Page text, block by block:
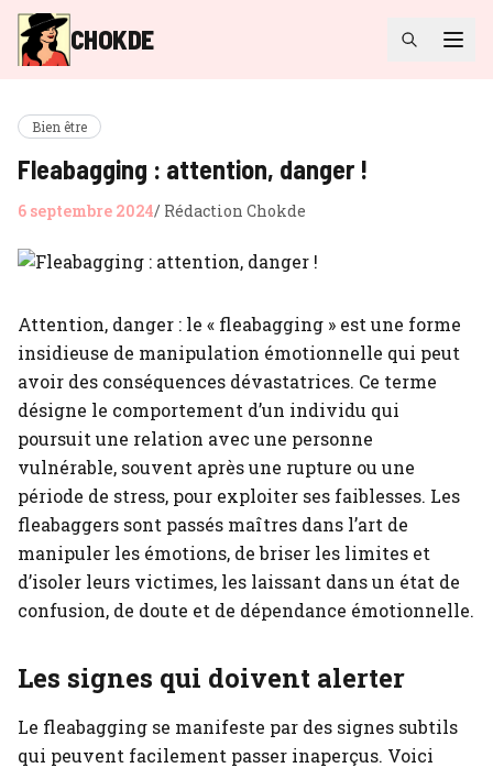
CHOKDE
Bien être
Fleabagging : attention, danger !
6 septembre 2024/ Rédaction Chokde
Attention, danger : le « fleabagging » est une forme
insidieuse de manipulation émotionnelle qui peut
avoir des conséquences dévastatrices. Ce terme
désigne le comportement d’un individu qui
poursuit une relation avec une personne
vulnérable, souvent après une rupture ou une
période de stress, pour exploiter ses faiblesses. Les
fleabaggers sont passés maîtres dans l’art de
manipuler les émotions, de briser les limites et
d’isoler leurs victimes, les laissant dans un état de
confusion, de doute et de dépendance émotionnelle.
Les signes qui doivent alerter
Le fleabagging se manifeste par des signes subtils
qui peuvent facilement passer inaperçus. Voici